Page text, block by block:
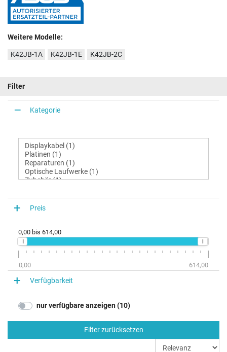
Weitere Modelle:
K42JB-1A K42JB-1E K42JB-2C
Filter
Kategorie
Preis
0,00 bis 614,00
0,00 614,00
Verfügbarkeit
nur verfügbare anzeigen (10)
Filter zurücksetzen